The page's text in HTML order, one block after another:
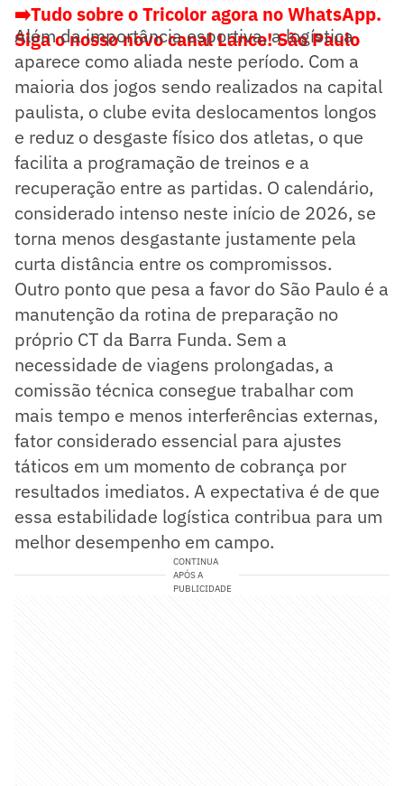
➡️Tudo sobre o Tricolor agora no WhatsApp.
Siga o nosso novo canal Lance! São Paulo
Além da importância esportiva, a logística
aparece como aliada neste período. Com a
maioria dos jogos sendo realizados na capital
paulista, o clube evita deslocamentos longos
e reduz o desgaste físico dos atletas, o que
facilita a programação de treinos e a
recuperação entre as partidas. O calendário,
considerado intenso neste início de 2026, se
torna menos desgastante justamente pela
curta distância entre os compromissos.
Outro ponto que pesa a favor do São Paulo é a
manutenção da rotina de preparação no
próprio CT da Barra Funda. Sem a
necessidade de viagens prolongadas, a
comissão técnica consegue trabalhar com
mais tempo e menos interferências externas,
fator considerado essencial para ajustes
táticos em um momento de cobrança por
resultados imediatos. A expectativa é de que
essa estabilidade logística contribua para um
melhor desempenho em campo.
CONTINUA
APÓS A
PUBLICIDADE